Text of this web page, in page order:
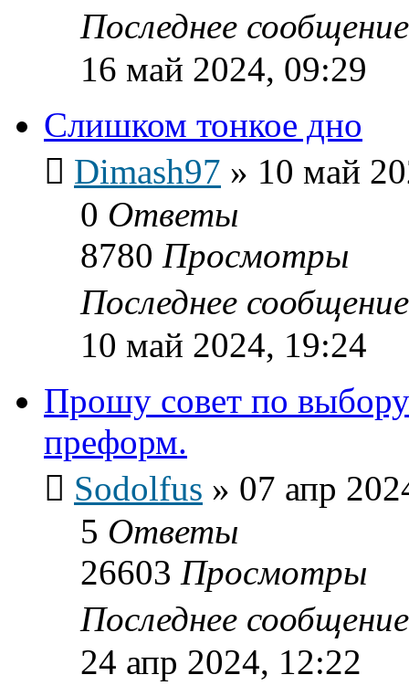
Последнее
16 май 2024, 09:29
Слишком тонкое дно
Dimash97 » 10 май
0 Ответы
8780 Просмотры
Последнее
10 май 2024, 19:24
Прошу совет по
преформ.
Sodolfus » 07 апр
5 Ответы
26603 Просмотры
Последнее
24 апр 2024, 12:22